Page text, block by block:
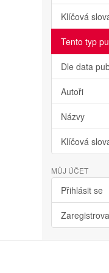
Klíčová
Tento typ
Dle data
Autoři
Názvy
Klíčová
MŮJ ÚČET
Přihlásit se